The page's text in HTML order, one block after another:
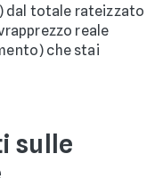
dal totale rateizzato
reale
che stai
sulle